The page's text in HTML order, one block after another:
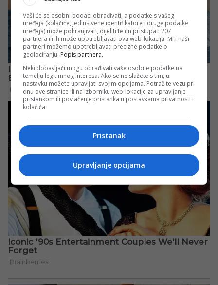
Vaši će se osobni podaci obrađivati, a podatke s vašeg
uređaja (kolačiće, jedinstvene identifikatore i druge podatke
uređaja) može pohranjivati, dijeliti te im pristupati 207
partnera ili ih može upotrebljavati ova web-lokacija. Mi i naši
partneri možemo upotrebljavati precizne podatke o
geolociranju. Popis partnera.
Neki dobavljači mogu obrađivati vaše osobne podatke na
temelju legitimnog interesa. Ako se ne slažete s tim, u
nastavku možete upravljati svojim opcijama. Potražite vezu pri
dnu ove stranice ili na izborniku web-lokacije za upravljanje
pristankom ili povlačenje pristanka u postavkama privatnosti i
kolačića.
Pristanak
Upravljanje opcijama